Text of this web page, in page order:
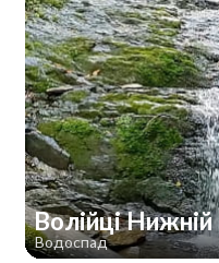
Волійці Нижній
Водоспад